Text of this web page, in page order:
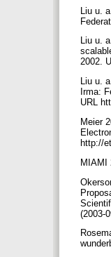
Liu u.
Liu u.
2002.
Liu u.
Irma:
URL
Meier
http://
MIAMI
(2003-